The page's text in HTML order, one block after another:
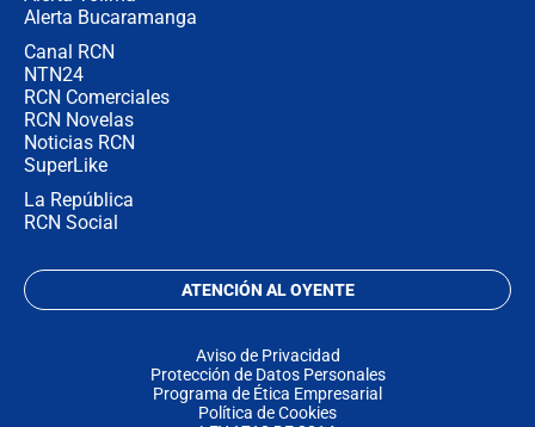
Alerta Bucaramanga
Canal RCN
NTN24
RCN Comerciales
RCN Novelas
Noticias RCN
SuperLike
La República
RCN Social
ATENCIÓN AL OYENTE
Aviso de Privacidad
Protección de Datos Personales
Programa de Ética Empresarial
Política de Cookies